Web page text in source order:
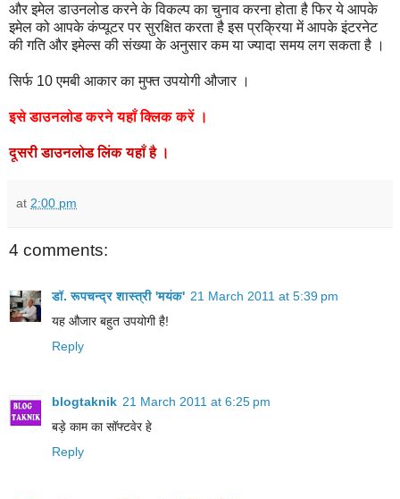
और इमेल डाउनलोड करने के विकल्प का चुनाव करना होता है फिर ये आपके
इमेल को आपके कंप्यूटर पर सुरक्षित करता है इस प्रक्रिया में आपके इंटरनेट
की गति और इमेल्स की संख्या के अनुसार कम या ज्यादा समय लग सकता है ।
सिर्फ 10 एमबी आकार का मुफ्त उपयोगी औजार ।
इसे डाउनलोड करने यहाँ क्लिक करें ।
दूसरी डाउनलोड लिंक यहाँ है।
at 2:00 pm
4 comments:
डॉ. रूपचन्द्र शास्त्री 'मयंक' 21 March 2011 at 5:39 pm
यह औजार बहुत उपयोगी है!
Reply
blogtaknik 21 March 2011 at 6:25 pm
बड़े काम का सॉफ्टवेर हे
Reply